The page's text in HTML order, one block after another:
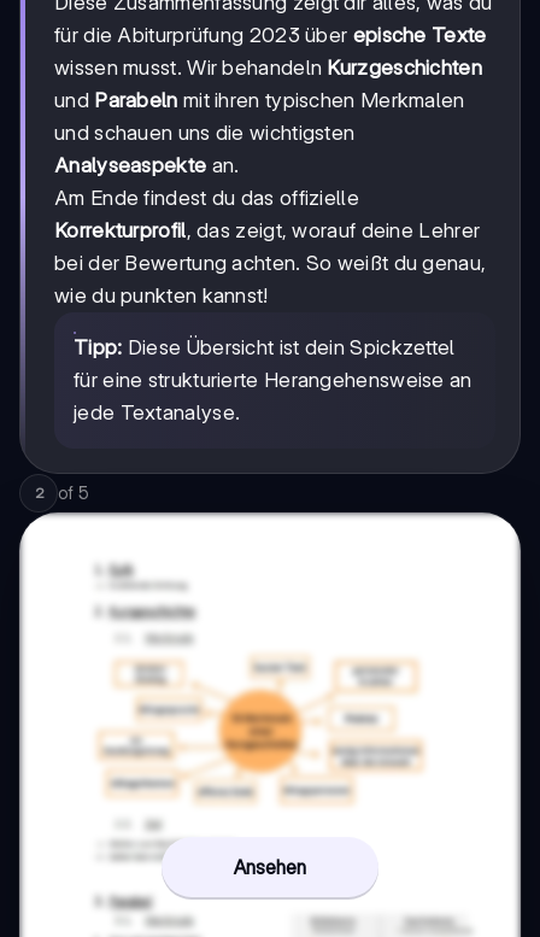
für die Abiturprüfung 2023 über epische Texte
wissen musst. Wir behandeln Kurzgeschichten
und Parabeln mit ihren typischen Merkmalen
und schauen uns die wichtigsten
Analyseaspekte an.
Am Ende findest du das offizielle
Korrekturprofil, das zeigt, worauf deine Lehrer
bei der Bewertung achten. So weißt du genau,
wie du punkten kannst!
Tipp: Diese Übersicht ist dein Spickzettel
für eine strukturierte Herangehensweise an
jede Textanalyse.
2 of 5
Ansehen